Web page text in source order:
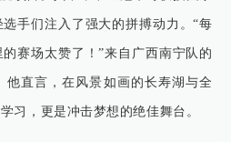
手们注入了强大的拼搏动力。“每
赛场太赞了！”来自广西南宁队的
他直言，在风景如画的长寿湖与全
习，更是冲击梦想的绝佳舞台。